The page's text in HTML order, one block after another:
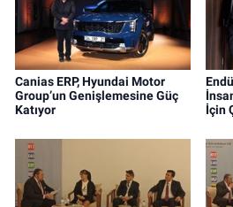
Canias ERP, Hyundai Motor
Group’un Genişlemesine Güç
Katıyor
İçin